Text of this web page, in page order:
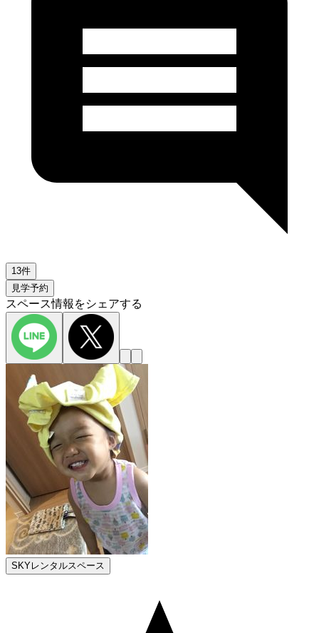
13件
見学予約
スペース情報をシェアする
SKYレンタルスペース